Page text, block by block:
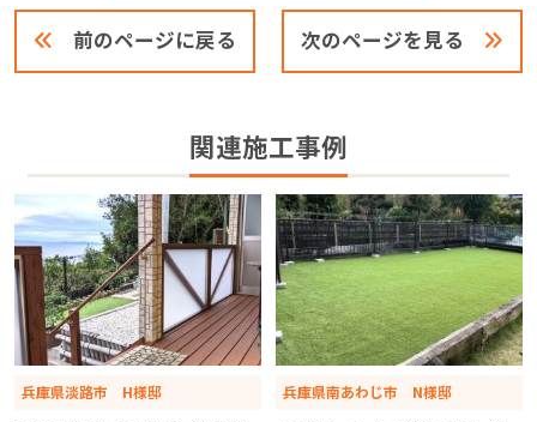
前のページに戻る 次のページを見る
関連施工事例
兵庫県淡路市 H様邸 兵庫県南あわじ市 N様邸